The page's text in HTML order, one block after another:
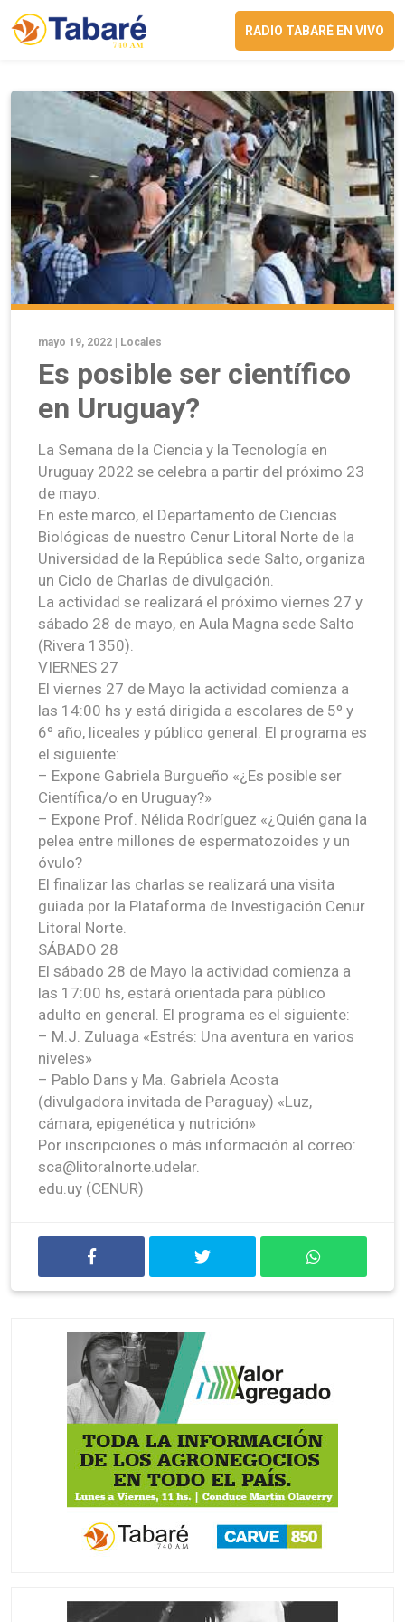
RADIO TABARÉ EN VIVO
mayo 19, 2022 | Locales
Es posible ser científico
en Uruguay?
La Semana de la Ciencia y la Tecnología en
Uruguay 2022 se celebra a partir del próximo 23
de mayo.
En este marco, el Departamento de Ciencias
Biológicas de nuestro Cenur Litoral Norte de la
Universidad de la República sede Salto, organiza
un Ciclo de Charlas de divulgación.
La actividad se realizará el próximo viernes 27 y
sábado 28 de mayo, en Aula Magna sede Salto
(Rivera 1350).
VIERNES 27
El viernes 27 de Mayo la actividad comienza a
las 14:00 hs y está dirigida a escolares de 5º y
6º año, liceales y público general. El programa es
el siguiente:
– Expone Gabriela Burgueño «¿Es posible ser
Científica/o en Uruguay?»
– Expone Prof. Nélida Rodríguez «¿Quién gana la
pelea entre millones de espermatozoides y un
óvulo?
El finalizar las charlas se realizará una visita
guiada por la Plataforma de Investigación Cenur
Litoral Norte.
SÁBADO 28
El sábado 28 de Mayo la actividad comienza a
las 17:00 hs, estará orientada para público
adulto en general. El programa es el siguiente:
– M.J. Zuluaga «Estrés: Una aventura en varios
niveles»
– Pablo Dans y Ma. Gabriela Acosta
(divulgadora invitada de Paraguay) «Luz,
cámara, epigenética y nutrición»
Por inscripciones o más información al correo:
sca@litoralnorte.udelar.
edu.uy (CENUR)